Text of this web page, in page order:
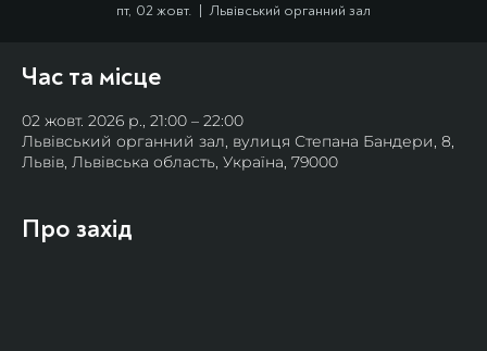
пт, 02 жовт.
  |
Львівський органний зал
Час та місце
02 жовт. 2026 р., 21:00 – 22:00
Львівський органний зал, вулиця Степана Бандери, 8,
Львів, Львівська область, Україна, 79000
Про захід